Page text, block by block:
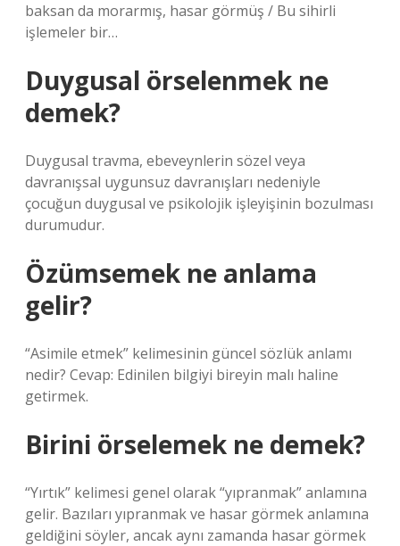
baksan da morarmış, hasar görmüş / Bu sihirli
işlemeler bir…
Duygusal örselenmek ne
demek?
Duygusal travma, ebeveynlerin sözel veya
davranışsal uygunsuz davranışları nedeniyle
çocuğun duygusal ve psikolojik işleyişinin bozulması
durumudur.
Özümsemek ne anlama
gelir?
“Asimile etmek” kelimesinin güncel sözlük anlamı
nedir? Cevap: Edinilen bilgiyi bireyin malı haline
getirmek.
Birini örselemek ne demek?
“Yırtık” kelimesi genel olarak “yıpranmak” anlamına
gelir. Bazıları yıpranmak ve hasar görmek anlamına
geldiğini söyler, ancak aynı zamanda hasar görmek